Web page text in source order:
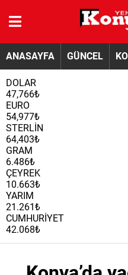
ANASAYFA GÜNCEL
DOLAR
47,766₺
EURO
54,977₺
STERLİN
64,403₺
GRAM
6.486₺
ÇEYREK
10.663₺
YARIM
21.261₺
CUMHURİYET
42.068₺